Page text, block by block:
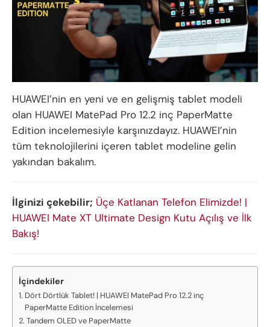
HUAWEI’nin en yeni ve en gelişmiş tablet modeli
olan HUAWEI MatePad Pro 12.2 inç PaperMatte
Edition incelemesiyle karşınızdayız. HUAWEI’nin
tüm teknolojilerini içeren tablet modeline gelin
yakından bakalım.
İlginizi çekebilir; Üçe Katlanan Telefon Elimizde! |
HUAWEI Mate XT Ultimate Design Kutu Açılış ve İlk
Bakış!
İçindekiler
Dört Dörtlük Tablet! | HUAWEI MatePad Pro 12.2 inç
PaperMatte Edition İncelemesi
Tandem OLED ve PaperMatte